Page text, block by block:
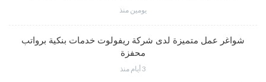
يومين منذ
شواغر عمل متميزة لدى شركة ريفولوت خدمات بنكية برواتب
محفزة
3 أيام منذ